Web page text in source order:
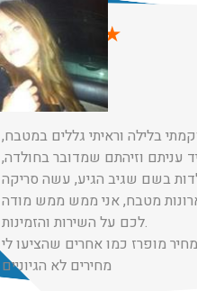
★★★
★
שרון סויסה
05/02/2020
וקמתי בלילה וראיתי גללים במטבח,
עניתם וזיהתם שמדובר בחולדה,
חולדות בשם שגיב הגיע, עשה סריקה
מטבח, אני ממש ממש מודה
לכם על השירות והזמינות.
מופרז כמו אחרים שהציעו לי
מחירים לא הגיוניים